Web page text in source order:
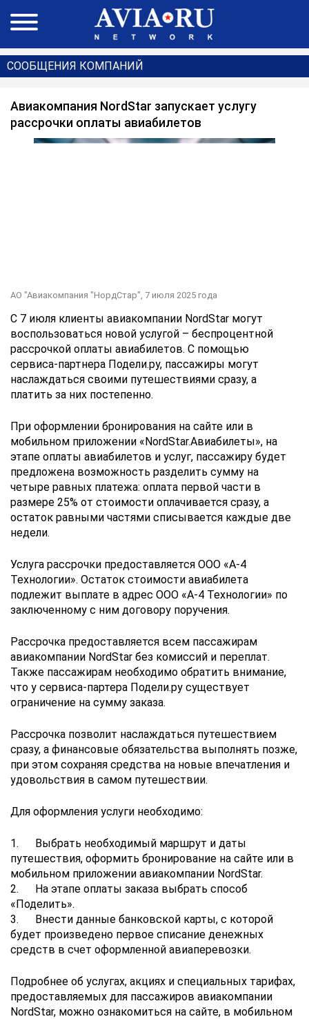
СООБЩЕНИЯ КОМПАНИЙ
Авиакомпания NordStar запускает услугу
рассрочки оплаты авиабилетов
АО "Авиакомпания "НордСтар", 7 июля 2025 года
С 7 июля клиенты авиакомпании NordStar могут
воспользоваться новой услугой – беспроцентной
рассрочкой оплаты авиабилетов. С помощью
сервиса-партнера Подели.ру, пассажиры могут
наслаждаться своими путешествиями сразу, а
платить за них постепенно.
При оформлении бронирования на сайте или в
мобильном приложении «NordStar.Авиабилеты», на
этапе оплаты авиабилетов и услуг, пассажиру будет
предложена возможность разделить сумму на
четыре равных платежа: оплата первой части в
размере 25% от стоимости оплачивается сразу, а
остаток равными частями списывается каждые две
недели.
Услуга рассрочки предоставляется ООО «А-4
Технологии». Остаток стоимости авиабилета
подлежит выплате в адрес ООО «А-4 Технологии» по
заключенному с ним договору поручения.
Рассрочка предоставляется всем пассажирам
авиакомпании NordStar без комиссий и переплат.
Также пассажирам необходимо обратить внимание,
что у сервиса-партера Подели.ру существует
ограничение на сумму заказа.
Рассрочка позволит наслаждаться путешествием
сразу, а финансовые обязательства выполнять позже,
при этом сохраняя средства на новые впечатления и
удовольствия в самом путешествии.
Для оформления услуги необходимо:
1. Выбрать необходимый маршрут и даты
путешествия, оформить бронирование на сайте или в
мобильном приложении авиакомпании NordStar.
2. На этапе оплаты заказа выбрать способ
«Поделить».
3. Внести данные банковской карты, с которой
будет произведено первое списание денежных
средств в счет оформленной авиаперевозки.
Подробнее об услугах, акциях и специальных тарифах,
предоставляемых для пассажиров авиакомпании
NordStar, можно ознакомиться на сайте, в мобильном